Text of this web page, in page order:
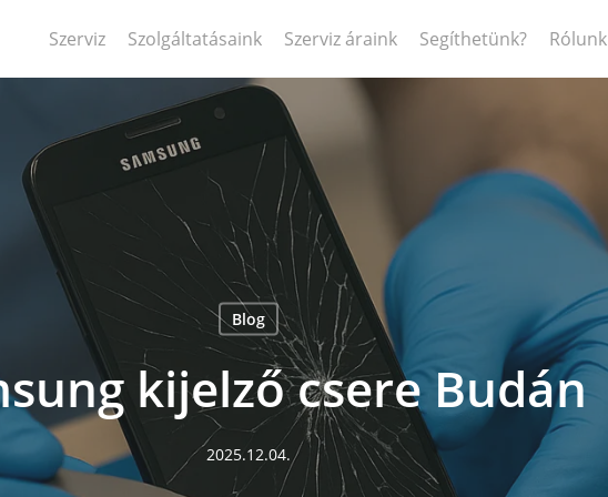
Szerviz Szolgáltatásaink Szerviz áraink Segíthetünk? Rólunk
Blog
kijelző csere Budán
2025.12.04.